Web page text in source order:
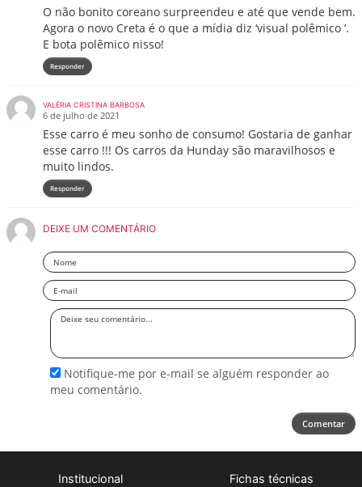
O não bonito coreano surpreendeu e até que vende bem.
Agora o novo Creta é o que a mídia diz ‘visual polêmico ‘.
E bota polêmico nisso!
Responder
VALÉRIA CRISTINA BARBOSA
6 de julho de 2021
Esse carro é meu sonho de consumo! Gostaria de ganhar
esse carro !!! Os carros da Hunday são maravilhosos e
muito lindos.
Responder
DEIXE UM COMENTÁRIO
Nome
Email
Deixe
Notifique-me por e-mail se alguém responder ao
meu comentário.
Comentar
Institucional Fichas técnicas